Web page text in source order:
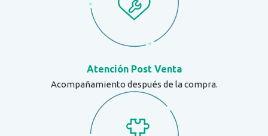
Atención Post Venta
Acompañamiento después de la compra.